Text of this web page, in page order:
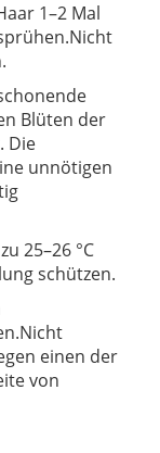
1–2 Mal
Nicht
Blüten der
Die
unnötigen
25–26 °C
schützen.
Nicht
einen der
von